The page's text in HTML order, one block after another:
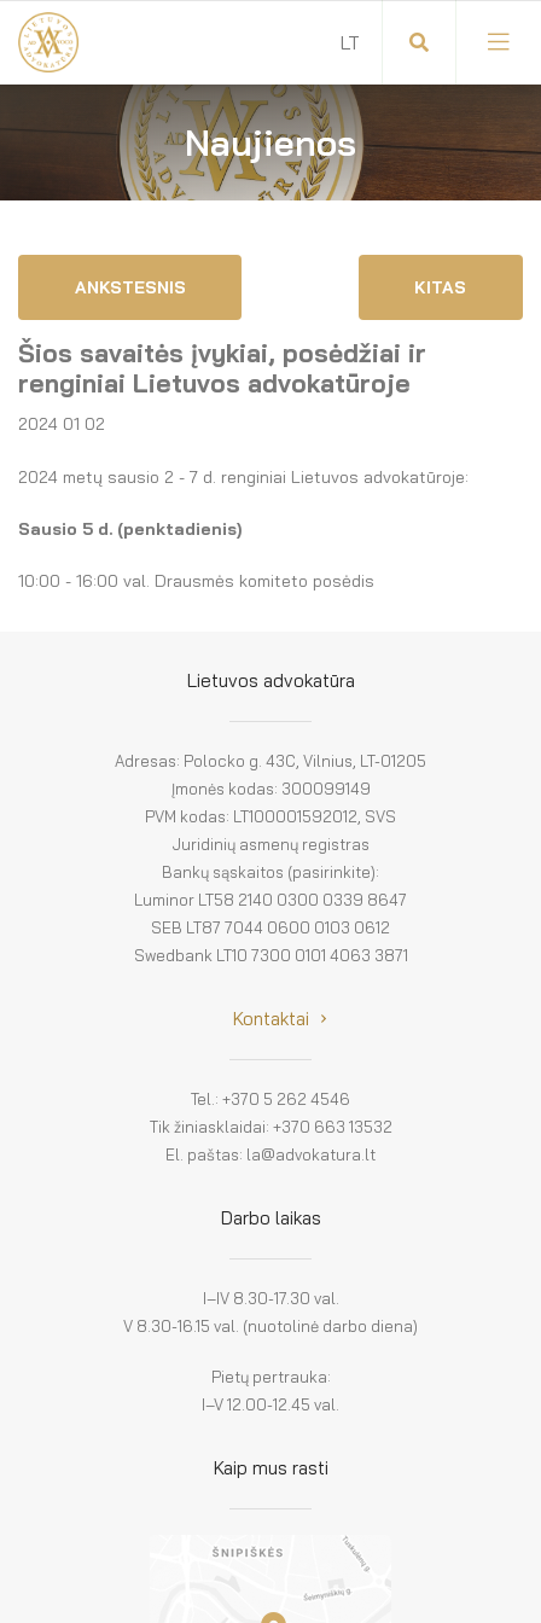
Visuotinis advokatų susirinkimas
Advokatų tarybos pirmininkas
Advokatų taryba
Komitetai
Garbės teismas
Administracija
Savitarna
Savivaldos teisės aktai
Dokumentų atmintinė
Gynėjas
El. parduotuvė
LT
EN
ES
Naujienos
ANKSTESNIS KITAS
Šios savaitės įvykiai, posėdžiai ir
renginiai Lietuvos advokatūroje
2024 01 02
2024 metų sausio 2 - 7 d. renginiai Lietuvos advokatūroje:
Sausio 5 d. (penktadienis)
10:00 - 16:00 val. Drausmės komiteto posėdis
Lietuvos advokatūra
Adresas: Polocko g. 43C, Vilnius, LT-01205
Įmonės kodas: 300099149
PVM kodas: LT100001592012, SVS
Juridinių asmenų registras
Bankų sąskaitos (pasirinkite):
Luminor LT58 2140 0300 0339 8647
SEB LT87 7044 0600 0103 0612
Swedbank LT10 7300 0101 4063 3871
Kontaktai
Tel.: +370 5 262 4546
Tik žiniasklaidai: +370 663 13532
El. paštas: la@advokatura.lt
Darbo laikas
I–IV 8.30-17.30 val.
V 8.30-16.15 val. (nuotolinė darbo diena)
Pietų pertrauka:
I–V 12.00-12.45 val.
Kaip mus rasti